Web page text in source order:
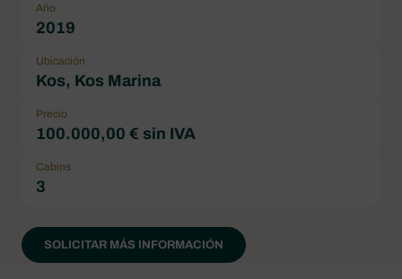
Año
2019
Ubicación
Kos, Kos Marina
Precio
100.000,00 € sin IVA
Cabins
3
SOLICITAR MÁS INFORMACIÓN